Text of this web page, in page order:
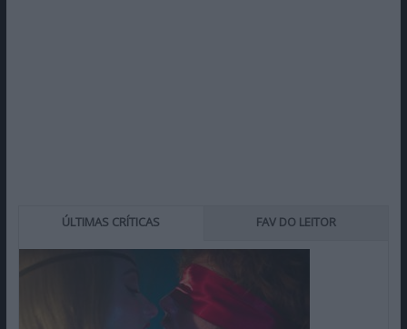
ÚLTIMAS CRÍTICAS FAV DO LEITOR